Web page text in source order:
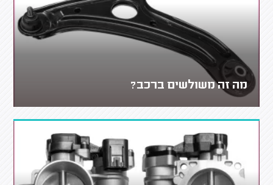
מה זה משולשים ברכב?